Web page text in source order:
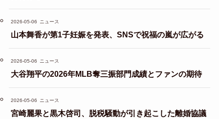
2026-05-06 ニュース
山本舞香が第1子妊娠を発表、SNSで祝福の嵐が広がる
2026-05-06 ニュース
大谷翔平の2026年MLB奪三振部門成績とファンの期待
2026-05-06 ニュース
宮崎麗果と黒木啓司、脱税騒動が引き起こした離婚協議